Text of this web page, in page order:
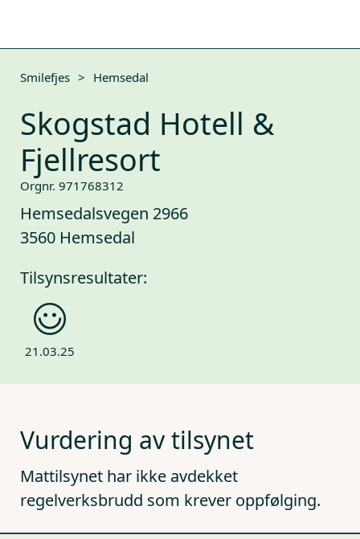
Smilefjes > Hemsedal
Skogstad Hotell &
Fjellresort
Orgnr. 971768312
Hemsedalsvegen 2966
3560 Hemsedal
Tilsynsresultater:
21.03.25
Vurdering av tilsynet
Mattilsynet har ikke avdekket
regelverksbrudd som krever oppfølging.